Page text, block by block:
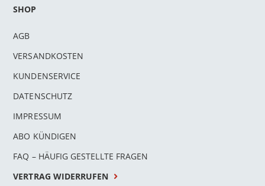
SHOP
AGB
VERSANDKOSTEN
KUNDENSERVICE
DATENSCHUTZ
IMPRESSUM
ABO KÜNDIGEN
FAQ – HÄUFIG GESTELLTE FRAGEN
VERTRAG WIDERRUFEN